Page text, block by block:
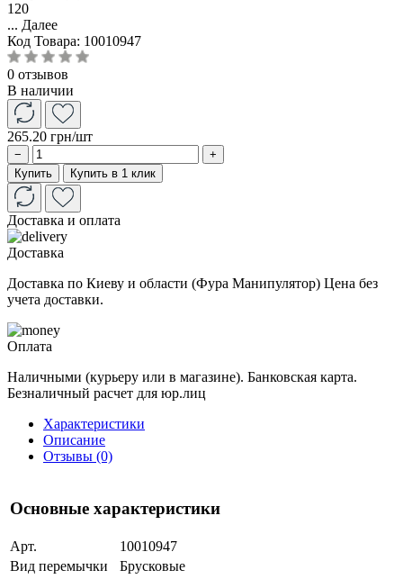
120
... Далее
Код Товара: 10010947
0 отзывов
В наличии
265.20 грн/шт
−
+
Купить
Купить в 1 клик
Доставка и оплата
Доставка
Доставка по Киеву и области (Фура Манипулятор) Цена без
учета доставки.
Оплата
Наличными (курьеру или в магазине). Банковская карта.
Безналичный расчет для юр.лиц
Характеристики
Описание
Отзывы (0)
Основные характеристики
Арт.
10010947
Вид перемычки
Брусковые